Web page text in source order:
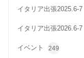
イタリア出張2025.6-7
イタリア出張2026.6-7
イベント 249